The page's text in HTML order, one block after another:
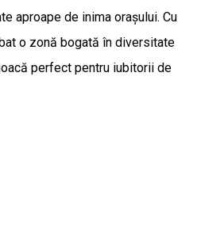
aproape de inima orașului. Cu
o zonă bogată în diversitate
perfect pentru iubitorii de